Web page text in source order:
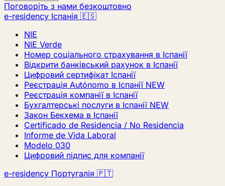
Поговоріть з нами безкоштовно
e-residency Іспанія 🇪🇸
NIE
NIE Verde
Номер соціального страхування в Іспанії
Відкрити банківський рахунок в Іспанії
Цифровий сертифікат Іспанії
Реєстрація Autónomo в Іспанії NEW
Реєстрація компанії в Іспанії
Бухгалтерські послуги в Іспанії NEW
Закон Бекхема в Іспанії
Certificado de Residencia / No Residencia
Informe de Vida Laboral
Modelo 030
Цифровий підпис для компанії
e-residency Португалія 🇵🇹